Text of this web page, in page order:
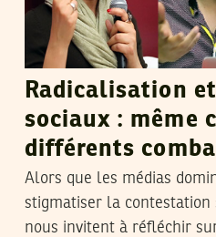
Radicalisation
sociaux : même
différents
Alors que les médias
stigmatiser la contestation
nous invitent à réfléchir